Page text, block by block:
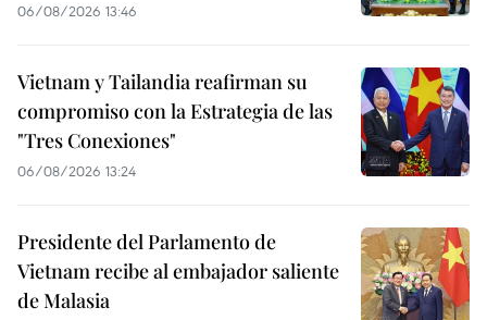
06/08/2026 13:46
Vietnam y Tailandia reafirman su
compromiso con la Estrategia de las
"Tres Conexiones"
06/08/2026 13:24
Presidente del Parlamento de
Vietnam recibe al embajador saliente
de Malasia